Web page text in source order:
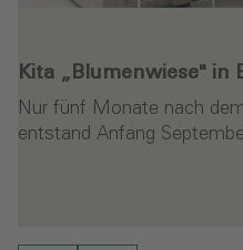
Kita „Blumenwiese" in
Nur fünf Monate nach
entstand Anfang